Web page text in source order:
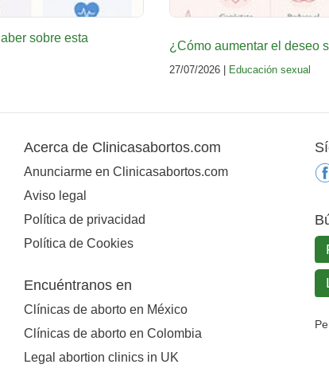
sobre esta
¿Cómo aumentar el deseo
27/07/2026 | Educación sexual
Acerca de Clinicasabortos.com
Anunciarme en Clinicasabortos.com
Aviso legal
Política de privacidad
Política de Cookies
Encuéntranos en
Clínicas de aborto en México
Clínicas de aborto en Colombia
Legal abortion clinics in UK